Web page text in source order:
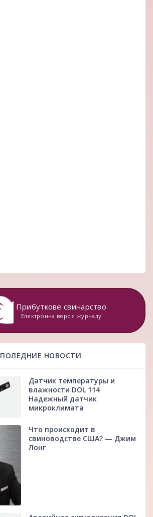
Прибуткове свинарство
Електронна версія журналу
ПОЛЕДНИЕ НОВОСТИ
Датчик температуры и
влажности DOL 114
Надежный датчик
микроклимата
Что происходит в
свиноводстве США? — Джим
Лонг